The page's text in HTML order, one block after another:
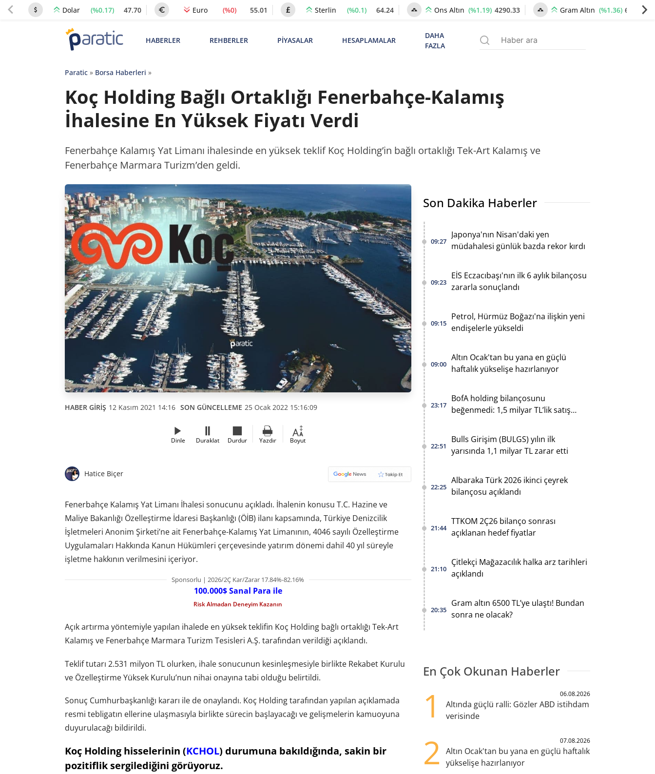
Dolar (%0.17) 47.70 Euro (%0) 55.01 Sterlin (%0.1) 64.24 Ons Altın (%1.19) 4290.33 Gram Altın (%1.36) 6580.69
HABERLER REHBERLER PİYASALAR HESAPLAMALAR
DAHA
FAZLA
Paratic» Borsa Haberleri »
Koç Holding Bağlı Ortaklığı Fenerbahçe-Kalamış
İhalesine En Yüksek Fiyatı Verdi
Fenerbahçe Kalamış Yat Limanı ihalesinde en yüksek teklif Koç Holding’in bağlı ortaklığı Tek-Art Kalamış ve
Fenerbahçe Marmara Turizm’den geldi.
HABER GİRİŞ 12 Kasım 2021 14:16 SON GÜNCELLEME 25 Ocak 2022 15:16:09
Dinle Duraklat Durdur Yazdır Boyut
Hatice Biçer
Fenerbahçe Kalamış Yat Limanı İhalesi sonucunu açıkladı. İhalenin konusu T.C. Hazine ve
Maliye Bakanlığı Özelleştirme İdaresi Başkanlığı (ÖİB) ilanı kapsamında, Türkiye Denizcilik
İşletmeleri Anonim Şirketi’ne ait Fenerbahçe-Kalamış Yat Limanının, 4046 sayılı Özelleştirme
Uygulamaları Hakkında Kanun Hükümleri çerçevesinde yatırım dönemi dahil 40 yıl süreyle
işletme hakkının verilmesini içeriyor.
Sponsorlu | 2026/2Ç Kar/Zarar 17.84%-82.16%
100.000$ Sanal Para ile
Risk Almadan Deneyim Kazanın
Açık artırma yöntemiyle yapılan ihalede en yüksek teklifin Koç Holding bağlı ortaklığı Tek-Art
Kalamış ve Fenerbahçe Marmara Turizm Tesisleri A.Ş. tarafından verildiği açıklandı.
Teklif tutarı 2.531 milyon TL olurken, ihale sonucunun kesinleşmesiyle birlikte Rekabet Kurulu
ve Özelleştirme Yüksek Kurulu’nun nihai onayına tabi olduğu belirtildi.
Sonuç Cumhurbaşkanlığı kararı ile de onaylandı. Koç Holding tarafından yapılan açıklamada
resmi tebligatın ellerine ulaşmasıyla birlikte sürecin başlayacağı ve gelişmelerin kamuoyuna
duyurulacağı bildirildi.
Koç Holding hisselerinin (KCHOL) durumuna bakıldığında, sakin bir
pozitiflik sergilediğini görüyoruz.
Son Dakika Haberler
09:27
Japonya'nın Nisan'daki yen
müdahalesi günlük bazda rekor kırdı
09:23
EİS Eczacıbaşı'nın ilk 6 aylık bilançosu
zararla sonuçlandı
09:15
Petrol, Hürmüz Boğazı'na ilişkin yeni
endişelerle yükseldi
09:00
Altın Ocak'tan bu yana en güçlü
haftalık yükselişe hazırlanıyor
23:17
BofA holding bilançosunu
beğenmedi: 1,5 milyar TL’lik satış
22:51
Bulls Girişim (BULGS) yılın ilk
yarısında 1,1 milyar TL zarar etti
22:25
Albaraka Türk 2026 ikinci çeyrek
bilançosu açıklandı
21:44
TTKOM 2Ç26 bilanço sonrası
açıklanan hedef fiyatlar
21:10
Çitlekçi Mağazacılık halka arz tarihleri
açıklandı
20:35
Gram altın 6500 TL’ye ulaştı! Bundan
sonra ne olacak?
En Çok Okunan Haberler
1 06.08.2026
Altında güçlü ralli: Gözler ABD istihdam
verisinde
2 07.08.2026
Altın Ocak'tan bu yana en güçlü haftalık
yükselişe hazırlanıyor